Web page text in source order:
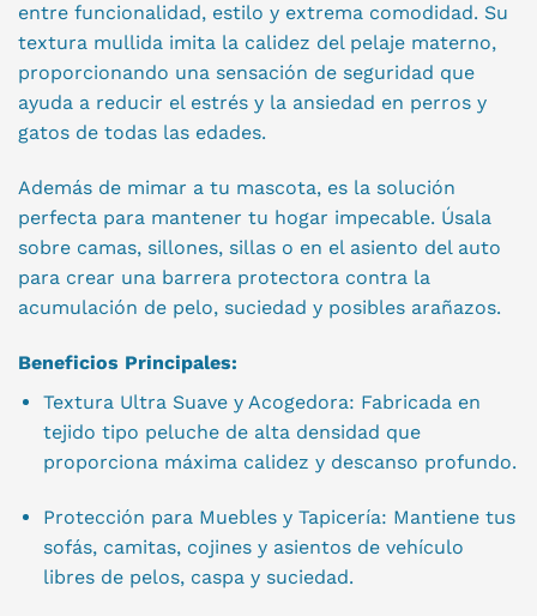
entre funcionalidad, estilo y extrema comodidad. Su
textura mullida imita la calidez del pelaje materno,
proporcionando una sensación de seguridad que
ayuda a reducir el estrés y la ansiedad en perros y
gatos de todas las edades.
Además de mimar a tu mascota, es la solución
perfecta para mantener tu hogar impecable. Úsala
sobre camas, sillones, sillas o en el asiento del auto
para crear una barrera protectora contra la
acumulación de pelo, suciedad y posibles arañazos.
Beneficios Principales:
Textura Ultra Suave y Acogedora: Fabricada en
tejido tipo peluche de alta densidad que
proporciona máxima calidez y descanso profundo.
Protección para Muebles y Tapicería: Mantiene tus
sofás, camitas, cojines y asientos de vehículo
libres de pelos, caspa y suciedad.